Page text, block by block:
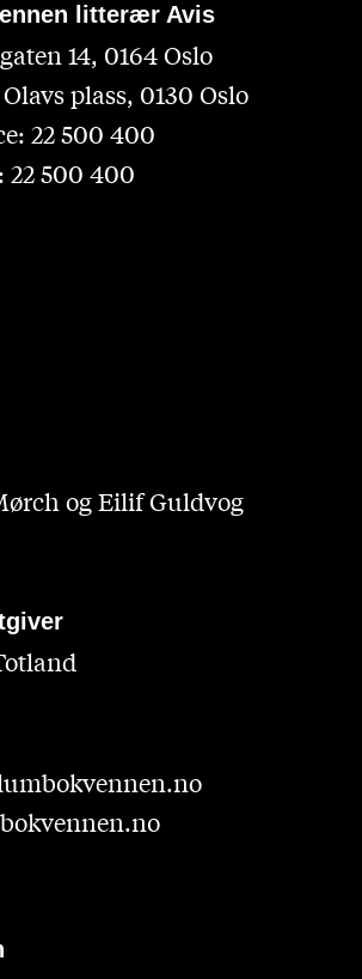
litterær Avis
14, 0164 Oslo
plass, 0130 Oslo
22 500 400
22 500 400
og Eilif Guldvog